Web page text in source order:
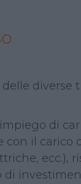
delle
di
il carico
ecc.),
di